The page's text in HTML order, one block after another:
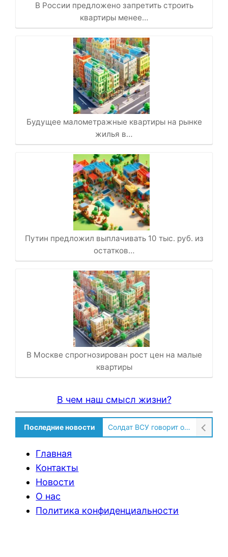
В России предложено запретить строить
квартиры менее…
Будущее малометражные квартиры на рынке
жилья в…
Путин предложил выплачивать 10 тыс. руб. из
остатков…
В Москве спрогнозирован рост цен на малые
квартиры
В чем наш смысл жизни?
Последние новости Солдат ВСУ говорит о том, чтобы продавали топливо для ремонта техники в Угледаре
Главная
Контакты
Новости
О нас
Политика конфиденциальности